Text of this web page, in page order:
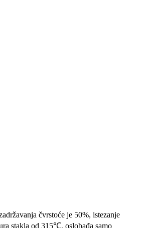
čvrstoće je 50%, istezanje
stakla od 315℃, oslobađa samo